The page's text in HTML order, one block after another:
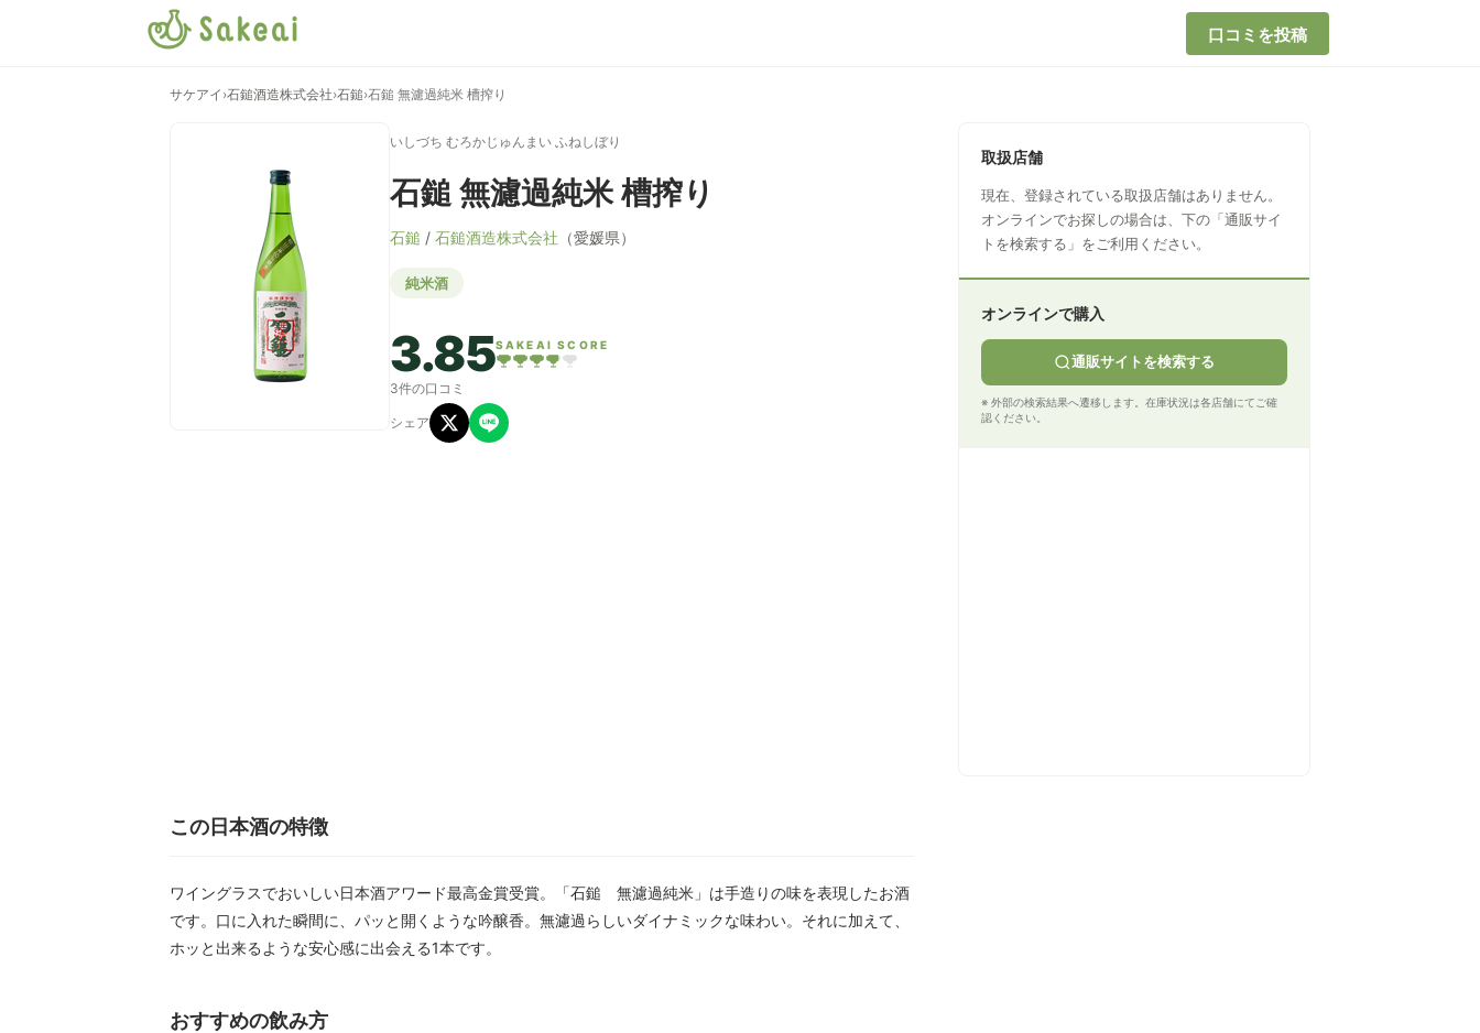
口コミを投稿
サケアイ ›石鎚酒造株式会社›石鎚›石鎚 無濾過純米 槽搾り
いしづち むろかじゅんまい ふねしぼり
石鎚 無濾過純米 槽搾り
石鎚 / 石鎚酒造株式会社 （愛媛県）
純米酒
3.85SAKEAI SCORE
3件の口コミ
シェア
取扱店舗
現在、登録されている取扱店舗はありません。
オンラインでお探しの場合は、下の「通販サイ
トを検索する」をご利用ください。
オンラインで購入
通販サイトを検索する
※ 外部の検索結果へ遷移します。在庫状況は各店舗にてご確
認ください。
この日本酒の特徴
ワイングラスでおいしい日本酒アワード最高金賞受賞。「石鎚 無濾過純米」は手造りの味を表現したお酒
です。口に入れた瞬間に、パッと開くような吟醸香。無濾過らしいダイナミックな味わい。それに加えて、
ホッと出来るような安心感に出会える1本です。
おすすめの飲み方